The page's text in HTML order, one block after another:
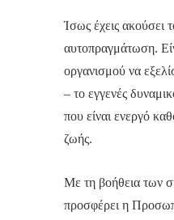
Ίσως έχεις ακούσει
αυτοπραγμάτωση.
οργανισμού να
– το εγγενές
που είναι ενεργό
ζωής.
Με τη βοήθεια των
προσφέρει η